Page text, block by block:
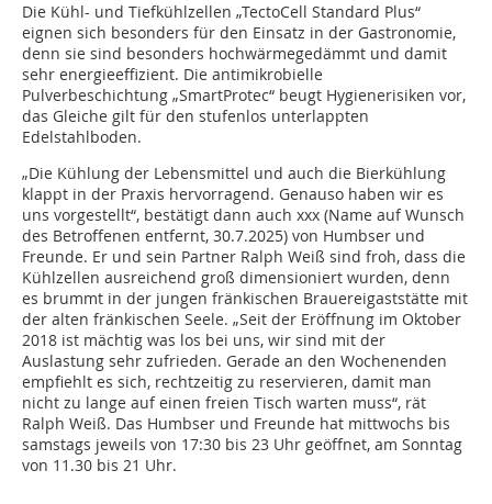
Die Kühl- und Tiefkühlzellen „TectoCell Standard Plus“
eignen sich besonders für den Einsatz in der Gastronomie,
denn sie sind besonders hochwärmegedämmt und damit
sehr energieeffizient. Die antimikrobielle
Pulverbeschichtung „SmartProtec“ beugt Hygienerisiken vor,
das Gleiche gilt für den stufenlos unterlappten
Edelstahlboden.
„Die Kühlung der Lebensmittel und auch die Bierkühlung
klappt in der Praxis hervorragend. Genauso haben wir es
uns vorgestellt“, bestätigt dann auch xxx (Name auf Wunsch
des Betroffenen entfernt, 30.7.2025) von Humbser und
Freunde. Er und sein Partner Ralph Weiß sind froh, dass die
Kühlzellen ausreichend groß dimensioniert wurden, denn
es brummt in der jungen fränkischen Brauereigaststätte mit
der alten fränkischen Seele. „Seit der Eröffnung im Oktober
2018 ist mächtig was los bei uns, wir sind mit der
Auslastung sehr zufrieden. Gerade an den Wochenenden
empfiehlt es sich, rechtzeitig zu reservieren, damit man
nicht zu lange auf einen freien Tisch warten muss“, rät
Ralph Weiß. Das Humbser und Freunde hat mittwochs bis
samstags jeweils von 17:30 bis 23 Uhr geöffnet, am Sonntag
von 11.30 bis 21 Uhr.